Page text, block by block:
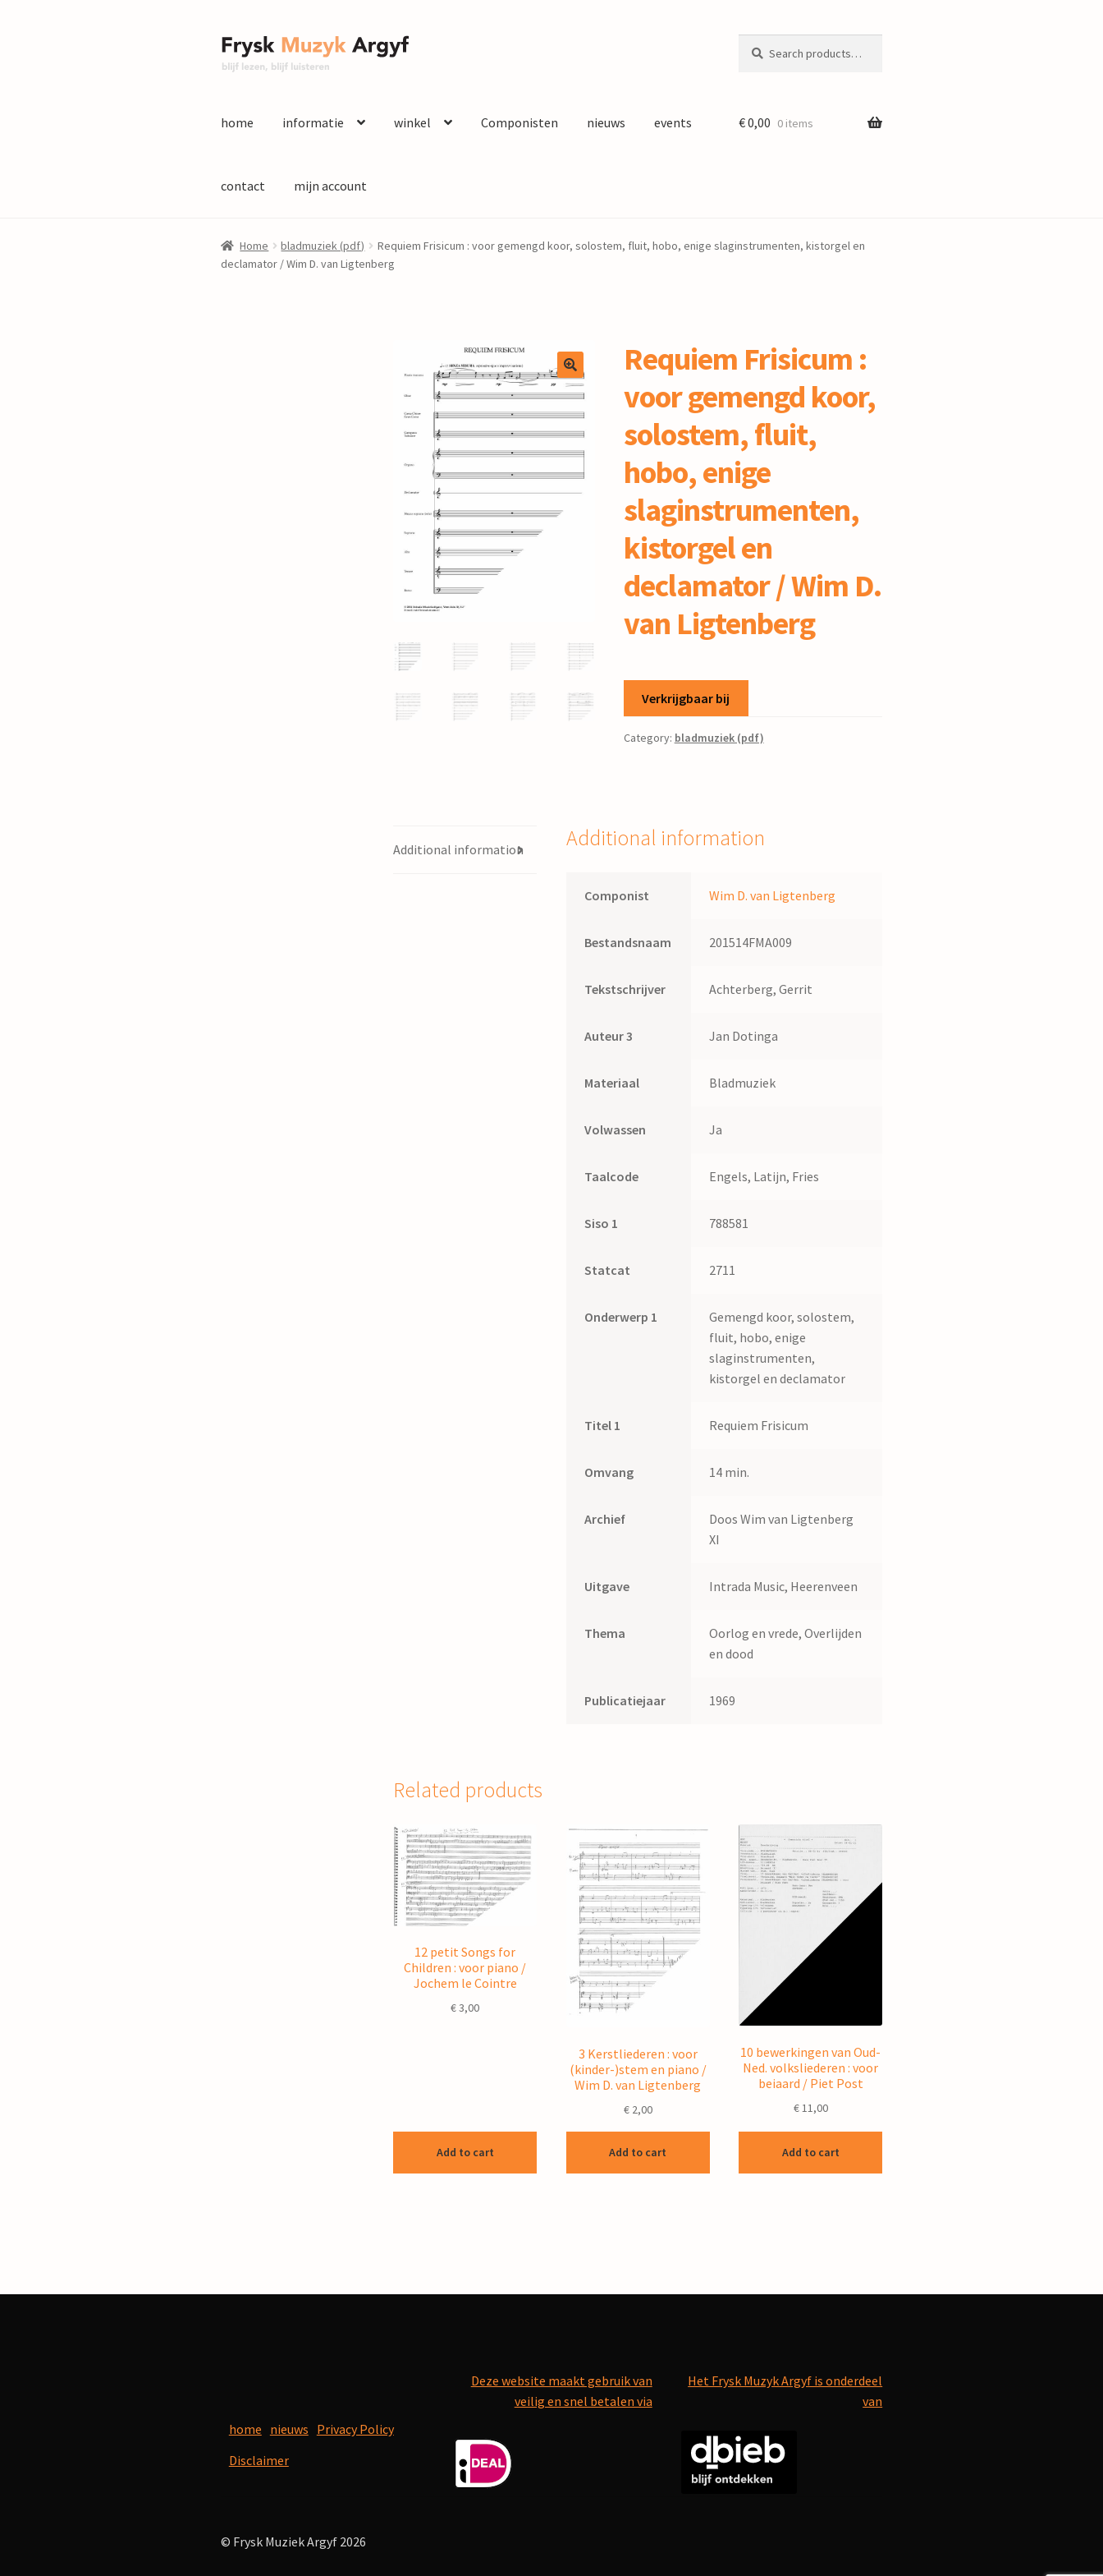
Ga
door
Ga
naar
for:
home informatie winkel Componisten nieuws events
contact mijn account
€0,00 0 items
Home bladmuziek (pdf)
Requiem Frisicum : voor gemengd koor, solostem, fluit, hobo, enige slaginstrumenten, kistorgel en
declamator / Wim D. van Ligtenberg
Requiem Frisicum :
voor gemengd koor,
solostem, fluit,
hobo, enige
slaginstrumenten,
kistorgel en
declamator / Wim D.
van Ligtenberg
Verkrijgbaar bij
Category: bladmuziek (pdf)
Additional information Additional information
Componist Wim D. van Ligtenberg
Bestandsnaam 201514FMA009
Tekstschrijver Achterberg, Gerrit
Auteur 3 Jan Dotinga
Materiaal Bladmuziek
Volwassen Ja
Taalcode Engels, Latijn, Fries
Siso 1 788581
Statcat 2711
Onderwerp 1
Gemengd koor, solostem,
fluit, hobo, enige
slaginstrumenten,
kistorgel en declamator
Titel 1 Requiem Frisicum
Omvang 14 min.
Archief
Doos Wim van Ligtenberg
XI
Uitgave Intrada Music, Heerenveen
Thema
Oorlog en vrede, Overlijden
en dood
Publicatiejaar 1969
Related products
12 petit Songs for
Children : voor piano /
Jochem le Cointre
€3,00
Add to cart
3 Kerstliederen : voor
(kinder-)stem en piano /
Wim D. van Ligtenberg
€2,00
Add to cart
10 bewerkingen van Oud-
Ned. volksliederen : voor
beiaard / Piet Post
€11,00
Add to cart
home nieuws Privacy Policy
Disclaimer
Deze website maakt gebruik van
veilig en snel betalen via
Het Frysk Muzyk Argyf is onderdeel
van
© Frysk Muziek Argyf 2026